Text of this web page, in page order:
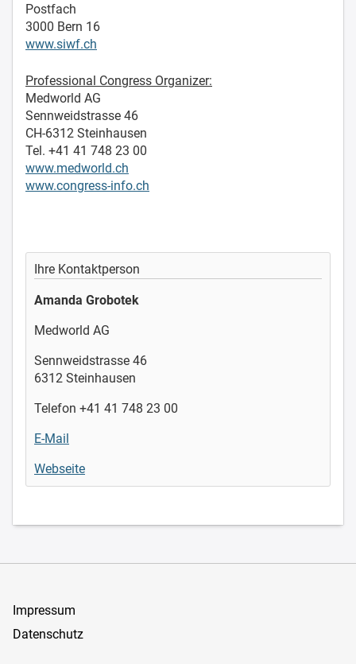
Postfach
3000 Bern 16
www.siwf.ch
Professional Congress Organizer:
Medworld AG
Sennweidstrasse 46
CH-6312 Steinhausen
Tel. +41 41 748 23 00
www.medworld.ch
www.congress-info.ch
Ihre Kontaktperson
Amanda Grobotek
Medworld AG
Sennweidstrasse 46
6312 Steinhausen
Telefon +41 41 748 23 00
E-Mail
Webseite
Impressum
Datenschutz